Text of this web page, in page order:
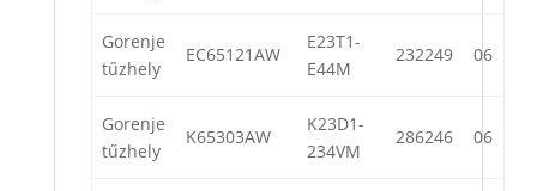
Gorenje
tűzhely
EC65121AW
E23T1-
E44M
232249 06
Gorenje
tűzhely
K65303AW
K23D1-
234VM
286246 06